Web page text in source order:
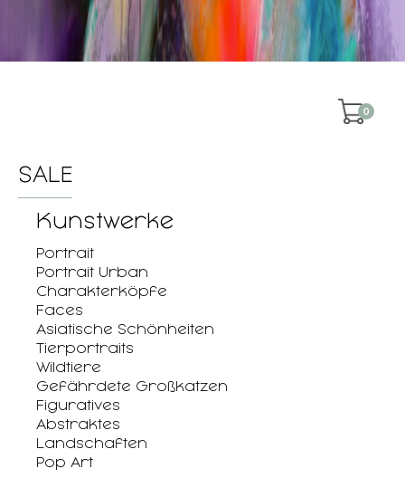
0
SALE
Kunstwerke
Portrait
Portrait Urban
Charakterköpfe
Faces
Asiatische Schönheiten
Tierportraits
Wildtiere
Gefährdete Großkatzen
Figuratives
Abstraktes
Landschaften
Pop Art